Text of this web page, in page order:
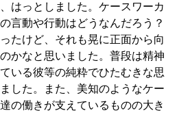
はっとしました。ケースワーカ
言動や行動はどうなんだろう？
たけど、それも晃に正面から向
かなと思いました。普段は精神
いる彼等の純粋でひたむきな思
した。また、美知のようなケー
の働きが支えているものの大き